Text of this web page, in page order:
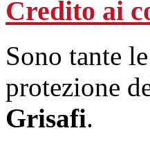
Credito ai
Sono tante
protezione
Grisafi.